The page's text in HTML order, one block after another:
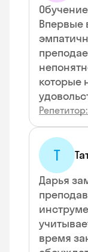
Впервые
которые
Т
Дарья
время